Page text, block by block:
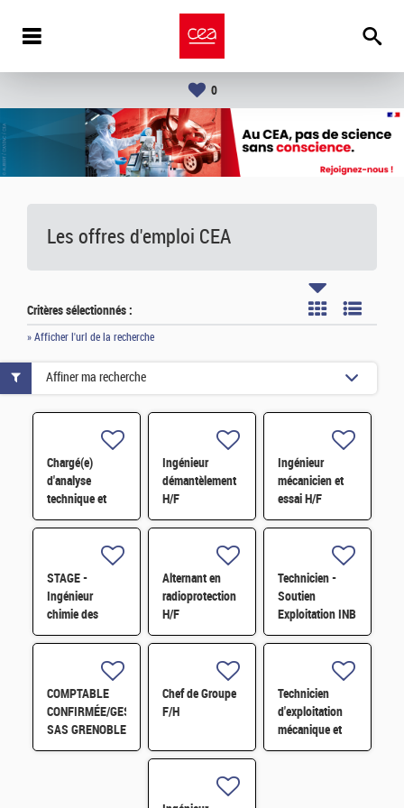
0
Les offres d'emploi CEA
Critères sélectionnés :
» Afficher l'url de la recherche
Chargé(e)
d'analyse
technique et
financière des
maintenance
électromécanique
H/F
Ingénieur
démantèlement
H/F
Ingénieur
mécanicien et
essai H/F
STAGE -
Ingénieur
chimie des
matériaux -
Alternant en
radioprotection
H/F
Technicien -
Soutien
Exploitation INB
H/F
COMPTABLE
CONFIRMÉE/GESTIONNAIRE
SAS GRENOBLE
H/F
Chef de Groupe
F/H
Technicien
d'exploitation
mécanique et
fluides H/F
Affiner ma recherche